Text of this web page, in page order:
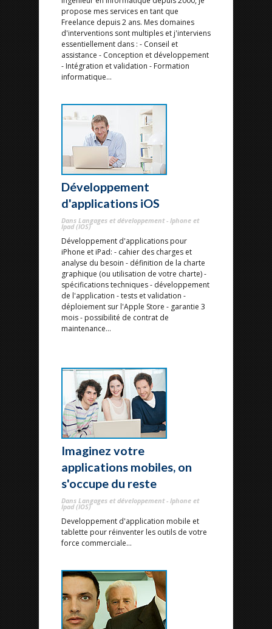
propose mes services en tant que
Freelance depuis 2 ans. Mes domaines
d'interventions sont multiples et j'interviens
essentiellement dans : - Conseil et
assistance - Conception et développement
- Intégration et validation - Formation
informatique...
Développement
d'applications iOS
Dans Langages et développement - Iphone et
Ipad (IOS)
Développement d'applications pour
iPhone et iPad: - cahier des charges et
analyse du besoin - définition de la charte
graphique (ou utilisation de votre charte) -
spécifications techniques - développement
de l'application - tests et validation -
déploiement sur l'Apple Store - garantie 3
mois - possibilité de contrat de
maintenance...
Imaginez votre
applications mobiles, on
s'occupe du reste
Dans Langages et développement - Iphone et
Ipad (IOS)
Developpement d'application mobile et
tablette pour réinventer les outils de votre
force commerciale...